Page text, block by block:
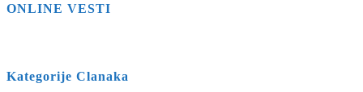
ONLINE VESTI
Kategorije Clanaka